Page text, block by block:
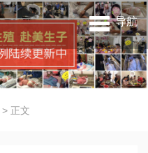
导航
> 正文